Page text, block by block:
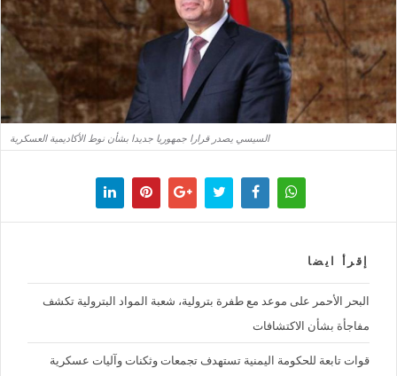
السيسي يصدر قرارا جمهوريا جديدا بشأن نوط الأكاديمية العسكرية
إقرأ ايضا
البحر الأحمر على موعد مع طفرة بترولية، شعبة المواد البترولية تكشف
مفاجأة بشأن الاكتشافات
قوات تابعة للحكومة اليمنية تستهدف تجمعات وثكنات وآليات عسكرية